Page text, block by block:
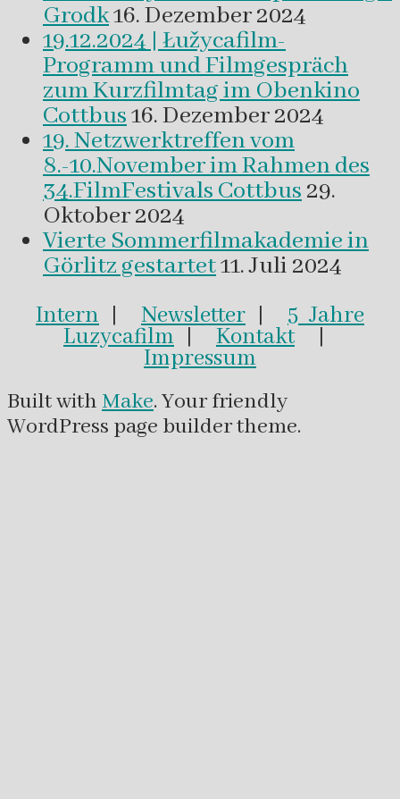
Grodk16. Dezember 2024
19.12.2024 | Łužycafilm-
Programm und Filmgespräch
zum Kurzfilmtag im Obenkino
Cottbus16. Dezember 2024
19. Netzwerktreffen vom
8.-10.November im Rahmen des
34.FilmFestivals Cottbus29.
Oktober 2024
Vierte Sommerfilmakademie in
Görlitz gestartet11. Juli 2024
Intern | Newsletter | 5 Jahre
Luzycafilm | Kontakt|
Impressum
Built with Make. Your friendly
WordPress page builder theme.